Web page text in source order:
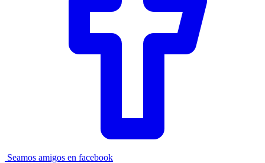
Seamos amigos en facebook